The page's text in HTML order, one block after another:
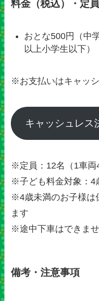
料金（税込）・定員
おとな500円（中
以上小学生以下）
※お支払いはキャッ
キャッシュレス
※定員：12名（1車両
※子ども料金対象：4
※4歳未満のお子様は
ます
※途中下車はできま
備考・注意事項